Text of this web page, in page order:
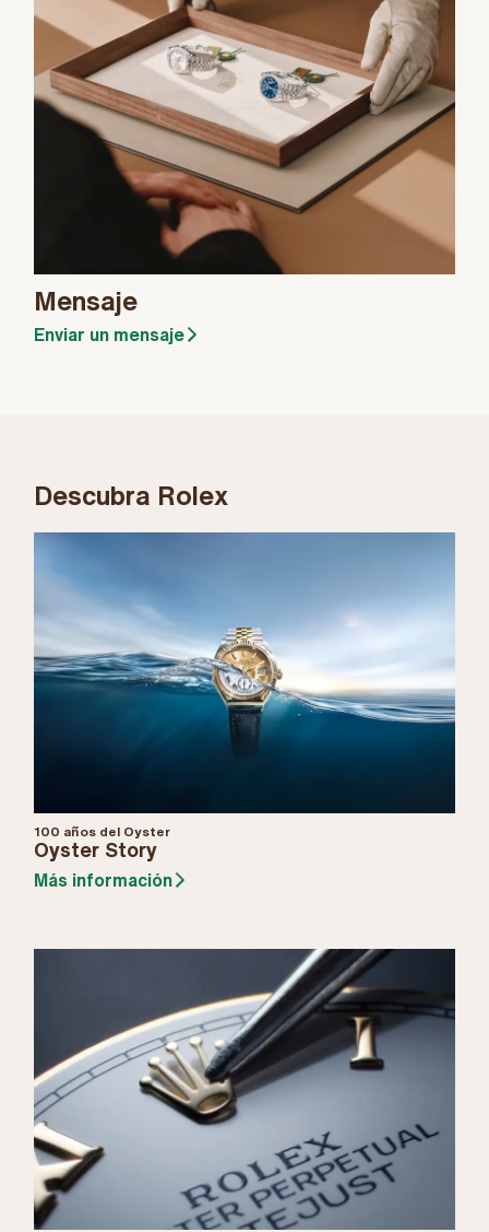
Mensaje
Enviar un mensaje
Descubra Rolex
100 años del Oyster
Oyster Story
Más información